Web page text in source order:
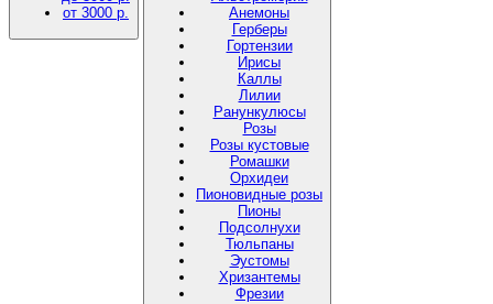
от 3000 р.
Анемоны
Герберы
Гортензии
Ирисы
Каллы
Лилии
Ранункулюсы
Розы
Розы кустовые
Ромашки
Орхидеи
Пионовидные розы
Пионы
Подсолнухи
Тюльпаны
Эустомы
Хризантемы
Фрезии